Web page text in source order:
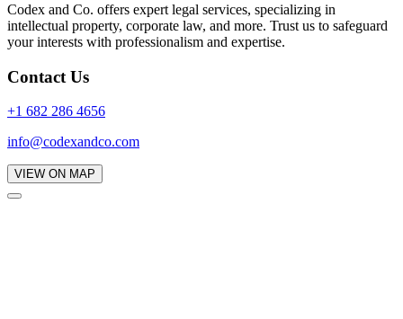
Codex and Co. offers expert legal services, specializing in
intellectual property, corporate law, and more. Trust us to safeguard
your interests with professionalism and expertise.
Contact Us
+1 682 286 4656
info@codexandco.com
VIEW ON MAP